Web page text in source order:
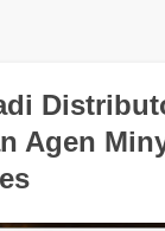
Agen